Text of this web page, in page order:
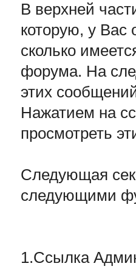
В верхней
которую, у Вас
сколько
форума. На
этих
Нажатием на
просмотреть
Следующая
следующими
1.Ссылка